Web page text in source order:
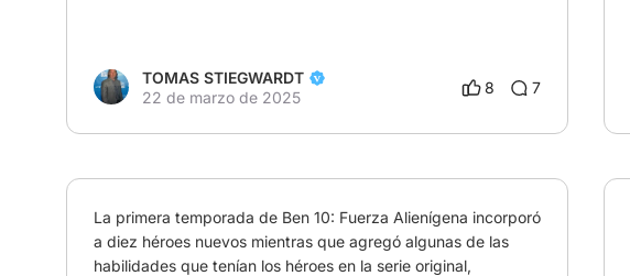
TOMAS STIEGWARDT
22 de marzo de 2025
8 7
La primera temporada de Ben 10: Fuerza Alienígena incorporó
a diez héroes nuevos mientras que agregó algunas de las
habilidades que tenían los héroes en la serie original,